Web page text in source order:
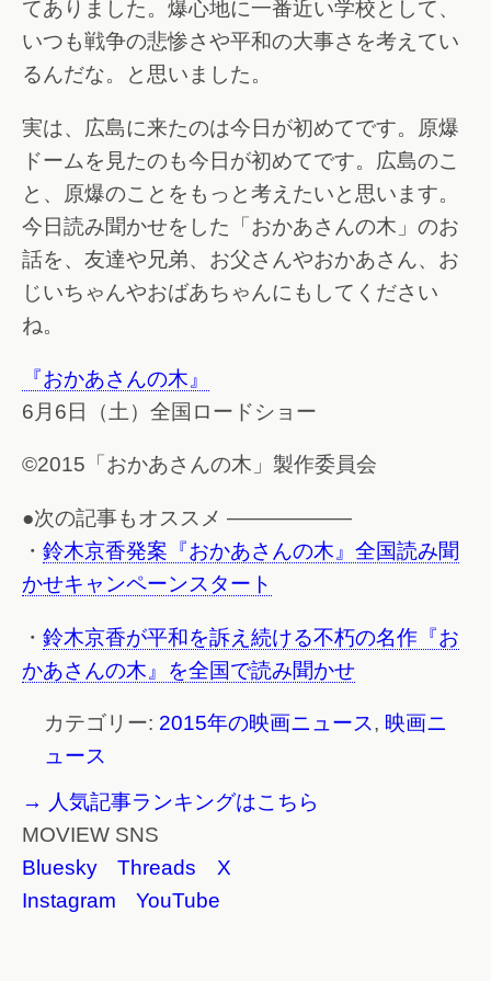
てありました。爆心地に一番近い学校として、
いつも戦争の悲惨さや平和の大事さを考えてい
るんだな。と思いました。
実は、広島に来たのは今日が初めてです。原爆
ドームを見たのも今日が初めてです。広島のこ
と、原爆のことをもっと考えたいと思います。
今日読み聞かせをした「おかあさんの木」のお
話を、友達や兄弟、お父さんやおかあさん、お
じいちゃんやおばあちゃんにもしてください
ね。
『おかあさんの木』
6月6日（土）全国ロードショー
©2015「おかあさんの木」製作委員会
●次の記事もオススメ ——————
・ 鈴木京香発案『おかあさんの木』全国読み聞
かせキャンペーンスタート
・ 鈴木京香が平和を訴え続ける不朽の名作『お
かあさんの木』を全国で読み聞かせ
カテゴリー: 2015年の映画ニュース, 映画ニ
ュース
→ 人気記事ランキングはこちら
MOVIEW SNS
Bluesky
Threads
X
Instagram
YouTube